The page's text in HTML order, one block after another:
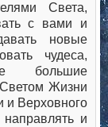
Света,
с вами и
новые
чудеса,
большие
Жизни
и Верховного
и